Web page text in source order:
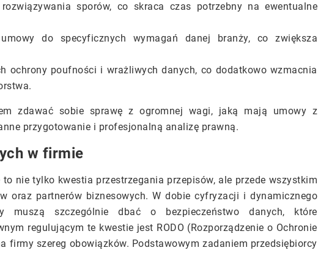
sporów, co skraca czas potrzebny na ewentualne
do specyficznych wymagań danej branży, co zwiększa
ochrony poufności i wrażliwych danych, co dodatkowo wzmacnia
zdawać sobie sprawę z ogromnej wagi, jaką mają umowy z
przygotowanie i profesjonalną analizę prawną.
w firmie
nie tylko kwestia przestrzegania przepisów, ale przede wszystkim
oraz partnerów biznesowych. W dobie cyfryzacji i dynamicznego
muszą szczególnie dbać o bezpieczeństwo danych, które
regulującym te kwestie jest RODO (Rozporządzenie o Ochronie
firmy szereg obowiązków. Podstawowym zadaniem przedsiębiorcy